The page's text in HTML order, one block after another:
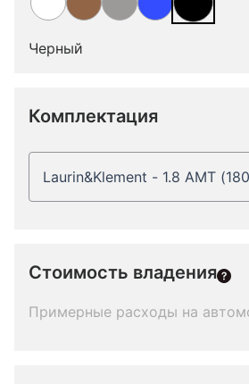
Черный
Комплектация
Laurin&Klement - 1.8 AMT
Стоимость владения
Примерные расходы на